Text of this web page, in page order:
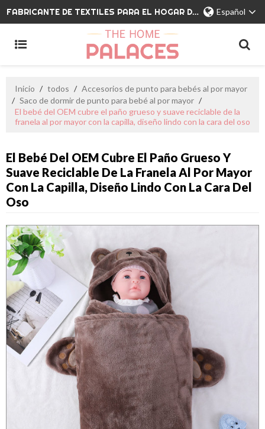
FABRICANTE DE TEXTILES PARA EL HOGAR DE MARCA PRIVADA Español
Inicio / todos / Accesorios de punto para bebés al por mayor
/ Saco de dormir de punto para bebé al por mayor /
El bebé del OEM cubre el paño grueso y suave reciclable de la
franela al por mayor con la capilla, diseño lindo con la cara del oso
El Bebé Del OEM Cubre El Paño Grueso Y
Suave Reciclable De La Franela Al Por Mayor
Con La Capilla, Diseño Lindo Con La Cara Del
Oso